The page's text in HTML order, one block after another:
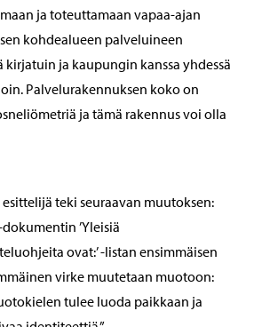
ja toteuttamaan vapaa-ajan
kohdealueen palveluineen
kirjatuin ja kaupungin kanssa yhdessä
Palvelurakennuksen koko on
ja tämä rakennus voi olla
teki seuraavan muutoksen:
’Yleisiä
ovat:’ -listan ensimmäisen
virke muutetaan muotoon:
tulee luoda paikkaan ja